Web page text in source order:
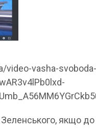
video-vasha-
якщо